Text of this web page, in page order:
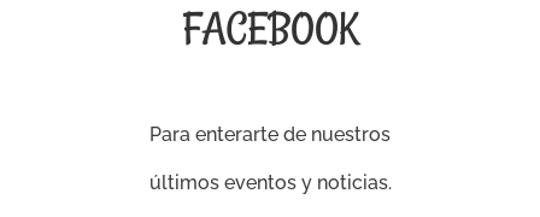
FACEBOOK
Para enterarte de nuestros
últimos eventos y noticias.